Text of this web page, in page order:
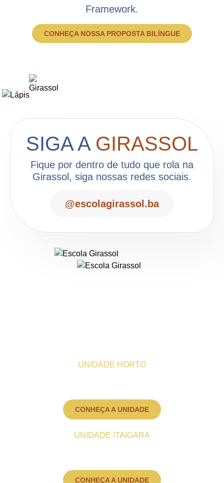
Framework.
CONHEÇA NOSSA PROPOSTA BILÍNGUE
SIGA A GIRASSOL
Fique por dentro de tudo que rola na
Girassol, siga nossas redes sociais.
@escolagirassol.ba
UNIDADE HORTO
CONHEÇA A UNIDADE
UNIDADE ITAIGARA
CONHEÇA A UNIDADE